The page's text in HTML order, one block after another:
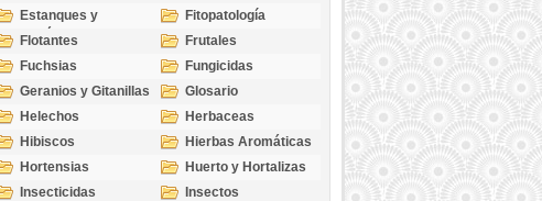
cubresuelos
Estanques y
Acuáticas
Fitopatología
Flotantes
Frutales
Fuchsias
Fungicidas
Geranios y Gitanillas
Glosario
Helechos
Herbaceas
Hibiscos
Hierbas Aromáticas
Hortensias
Huerto y Hortalizas
Insecticidas
Insectos